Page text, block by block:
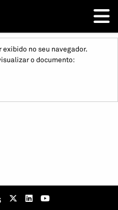
no seu navegador.
o documento: